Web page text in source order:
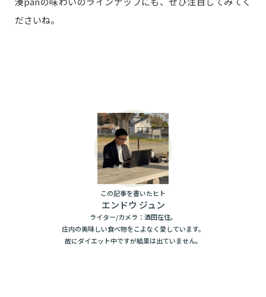
ださいね。
この記事を書いたヒト
エンドウ ジュン
ライター/カメラ：酒田在住。
庄内の美味しい食べ物をこよなく愛しています。
故にダイエット中ですが結果は出ていません。